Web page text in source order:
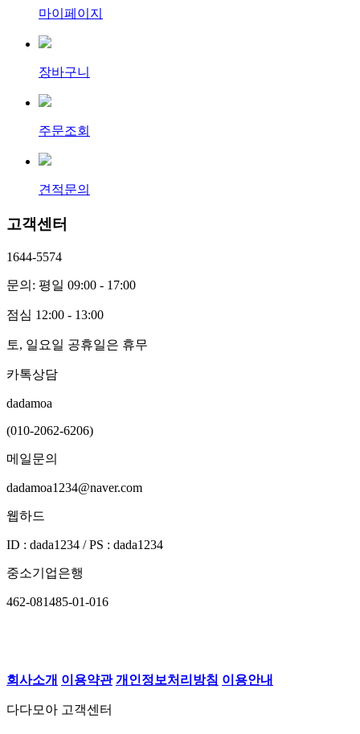
마이페이지
장바구니
주문조회
견적문의
고객센터
1644-5574
문의: 평일 09:00 - 17:00
점심 12:00 - 13:00
토, 일요일 공휴일은 휴무
카톡상담
dadamoa
(010-2062-6206)
메일문의
dadamoa1234@naver.com
웹하드
ID : dada1234 / PS : dada1234
중소기업은행
462-081485-01-016
회사소개 이용약관 개인정보처리방침 이용안내
다다모아 고객센터